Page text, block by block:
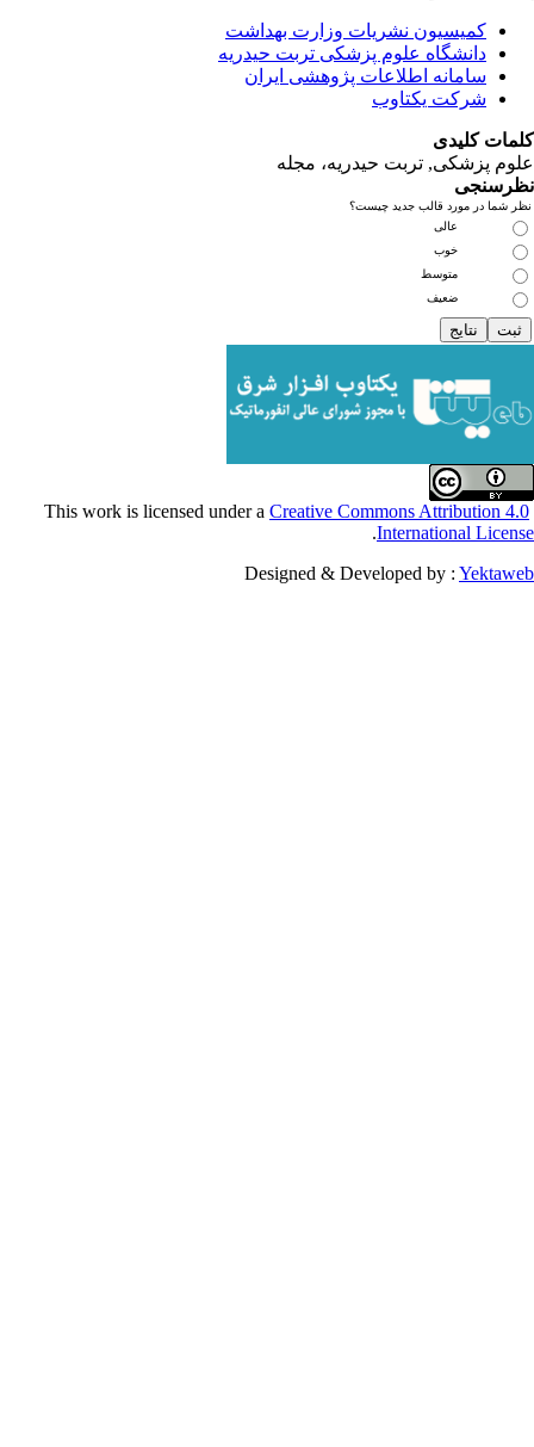
نشریات وزارت بهداشت
علوم پزشکی تربت حیدریه
اطلاعات پژوهشی ایران
یکتاوب
تربت حیدریه، مجله
قالب جدید چیست؟
عالی
خوب
متوسط
ضعیف
Creative Commons
.
Designed & Developed by :